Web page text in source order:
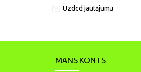
Uzdod jautājumu
MANS KONTS